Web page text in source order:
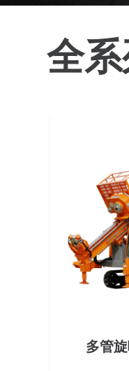
全
多管